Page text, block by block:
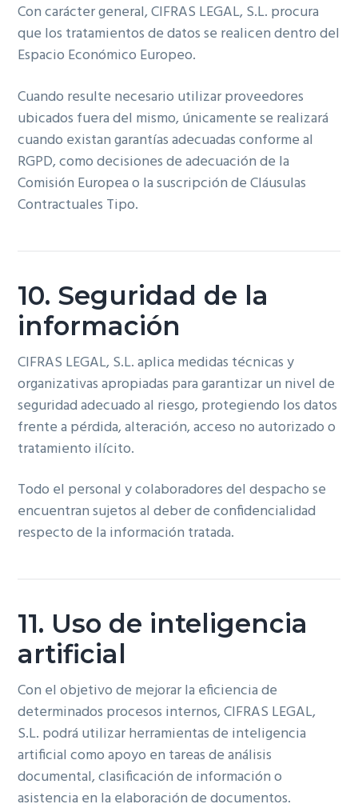
Con carácter general, CIFRAS LEGAL, S.L. procura
que los tratamientos de datos se realicen dentro del
Espacio Económico Europeo.
Cuando resulte necesario utilizar proveedores
ubicados fuera del mismo, únicamente se realizará
cuando existan garantías adecuadas conforme al
RGPD, como decisiones de adecuación de la
Comisión Europea o la suscripción de Cláusulas
Contractuales Tipo.
10. Seguridad de la
información
CIFRAS LEGAL, S.L. aplica medidas técnicas y
organizativas apropiadas para garantizar un nivel de
seguridad adecuado al riesgo, protegiendo los datos
frente a pérdida, alteración, acceso no autorizado o
tratamiento ilícito.
Todo el personal y colaboradores del despacho se
encuentran sujetos al deber de confidencialidad
respecto de la información tratada.
11. Uso de inteligencia
artificial
Con el objetivo de mejorar la eficiencia de
determinados procesos internos, CIFRAS LEGAL,
S.L. podrá utilizar herramientas de inteligencia
artificial como apoyo en tareas de análisis
documental, clasificación de información o
asistencia en la elaboración de documentos.